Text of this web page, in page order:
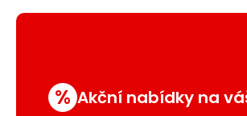
% Akční nabídky na